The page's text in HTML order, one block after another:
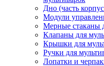
Дно (часть
Модули
Мерные стаканы
Клапаны для
Крышки для
Ручки для
Лопатки и